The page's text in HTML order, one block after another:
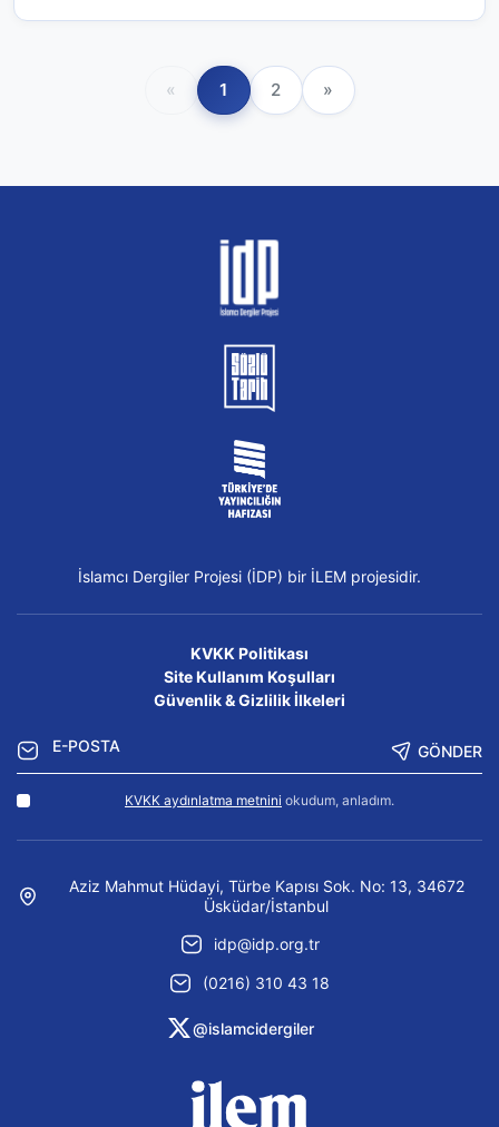
« 1 2 »
İslamcı Dergiler Projesi (İDP) bir İLEM projesidir.
KVKK Politikası
Site Kullanım Koşulları
Güvenlik & Gizlilik İlkeleri
GÖNDER
KVKK aydınlatma metnini okudum, anladım.
Aziz Mahmut Hüdayi, Türbe Kapısı Sok. No: 13, 34672
Üsküdar/İstanbul
idp@idp.org.tr
(0216) 310 43 18
@islamcidergiler